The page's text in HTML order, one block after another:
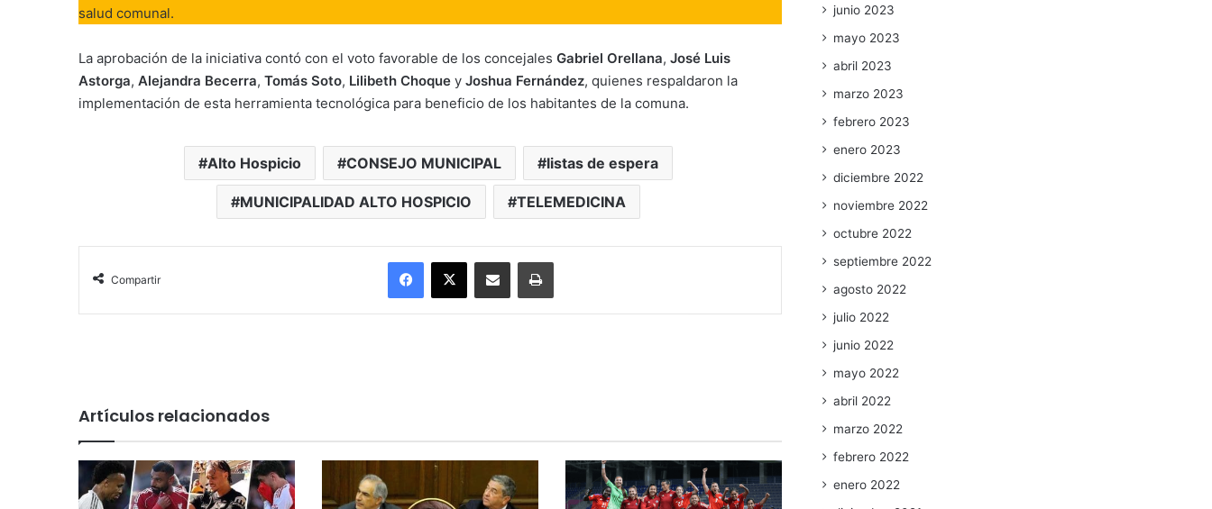
salud comunal.
La aprobación de la iniciativa contó con el voto favorable de los concejales Gabriel Orellana, José Luis
Astorga, Alejandra Becerra, Tomás Soto, Lilibeth Choque y Joshua Fernández, quienes respaldaron la
implementación de esta herramienta tecnológica para beneficio de los habitantes de la comuna.
Alto Hospicio CONSEJO MUNICIPAL listas de espera
MUNICIPALIDAD ALTO HOSPICIO TELEMEDICINA
Compartir
Facebook
X Enviar vía email Imprimir
Artículos relacionados
junio 2023
mayo 2023
abril 2023
marzo 2023
febrero 2023
enero 2023
diciembre 2022
noviembre 2022
octubre 2022
septiembre 2022
agosto 2022
julio 2022
junio 2022
mayo 2022
abril 2022
marzo 2022
febrero 2022
enero 2022